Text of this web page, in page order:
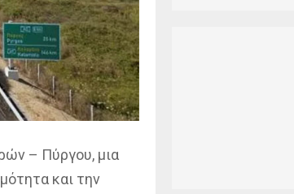
– Πύργου, μια
και την